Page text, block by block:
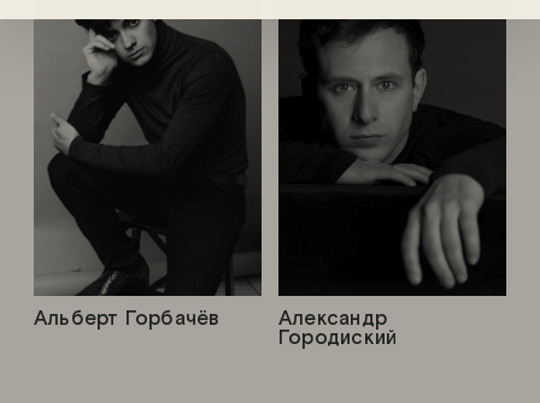
Альберт Горбачёв Александр
Городиский